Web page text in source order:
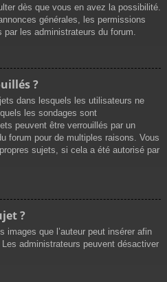
dès que vous en avez la possibilité.
générales, les permissions
les administrateurs du forum.
?
dans lesquels les utilisateurs ne
les sondages sont
peuvent être verrouillés par un
forum pour de multiples raisons. Vous
sujets, si cela a été autorisé par
?
images que l’auteur peut insérer afin
administrateurs peuvent désactiver